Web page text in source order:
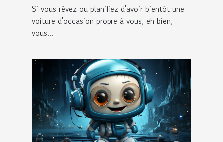
Si vous rêvez ou planifiez d'avoir bientôt une
voiture d'occasion propre à vous, eh bien,
vous...